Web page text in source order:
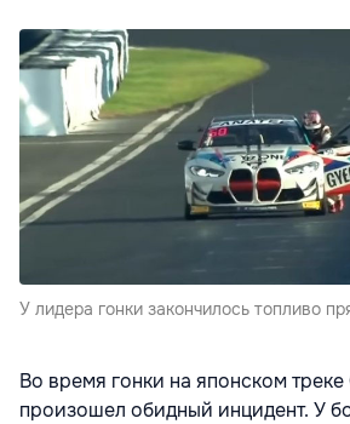
У лидера гонки закончилось топливо
Во время гонки на японском
произошел обидный инцидент. У